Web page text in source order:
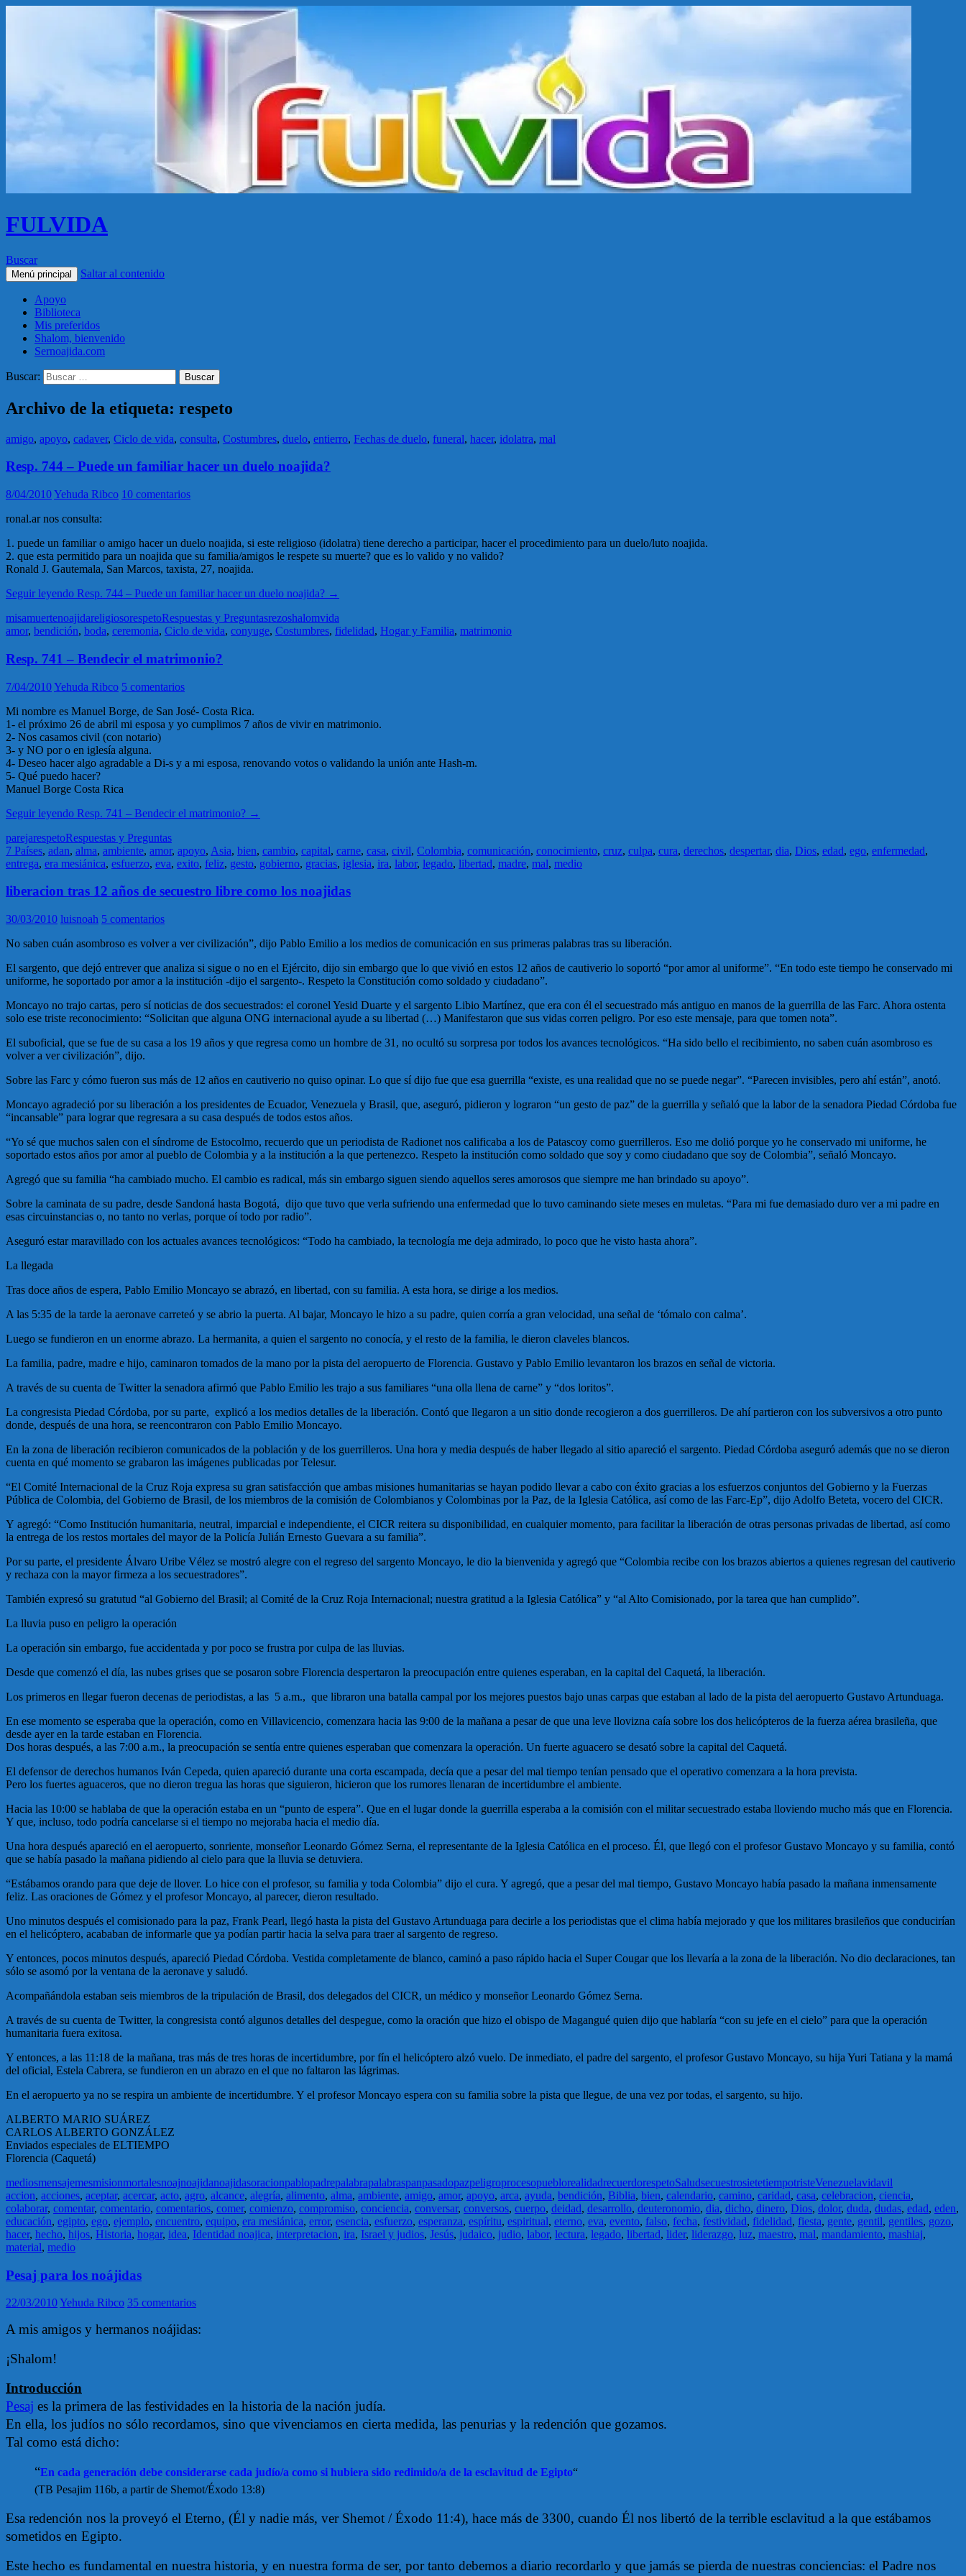
FULVIDA
Buscar
Menú principal Saltar al contenido
Apoyo
Biblioteca
Mis preferidos
Shalom, bienvenido
Sernoajida.com
Buscar:
Archivo de la etiqueta: respeto
amigo, apoyo, cadaver, Ciclo de vida, consulta, Costumbres, duelo, entierro, Fechas de duelo, funeral, hacer, idolatra, mal
Resp. 744 – Puede un familiar hacer un duelo noajida?
8/04/2010Yehuda Ribco 10 comentarios
ronal.ar nos consulta:
1. puede un familiar o amigo hacer un duelo noajida, si este religioso (idolatra) tiene derecho a participar, hacer el procedimiento para un duelo/luto noajida.
2. que esta permitido para un noajida que su familia/amigos le respete su muerte? que es lo valido y no valido?
Ronald J. Gautemala, San Marcos, taxista, 27, noajida.
Seguir leyendo Resp. 744 – Puede un familiar hacer un duelo noajida? →
misamuertenoajidareligiosorespetoRespuestas y Preguntasrezoshalomvida
amor, bendición, boda, ceremonia, Ciclo de vida, conyuge, Costumbres, fidelidad, Hogar y Familia, matrimonio
Resp. 741 – Bendecir el matrimonio?
7/04/2010Yehuda Ribco 5 comentarios
Mi nombre es Manuel Borge, de San José- Costa Rica.
1- el próximo 26 de abril mi esposa y yo cumplimos 7 años de vivir en matrimonio.
2- Nos casamos civil (con notario)
3- y NO por o en iglesía alguna.
4- Deseo hacer algo agradable a Di-s y a mi esposa, renovando votos o validando la unión ante Hash-m.
5- Qué puedo hacer?
Manuel Borge Costa Rica
Seguir leyendo Resp. 741 – Bendecir el matrimonio? →
parejarespetoRespuestas y Preguntas
7 Países, adan, alma, ambiente, amor, apoyo, Asia, bien, cambio, capital, carne, casa, civil, Colombia, comunicación, conocimiento, cruz, culpa, cura, derechos, despertar, dia, Dios, edad, ego, enfermedad,
entrega, era mesiánica, esfuerzo, eva, exito, feliz, gesto, gobierno, gracias, iglesia, ira, labor, legado, libertad, madre, mal, medio
liberacion tras 12 años de secuestro libre como los noajidas
30/03/2010 luisnoah 5 comentarios
No saben cuán asombroso es volver a ver civilización”, dijo Pablo Emilio a los medios de comunicación en sus primeras palabras tras su liberación.
El sargento, que dejó entrever que analiza si sigue o no en el Ejército, dijo sin embargo que lo que vivió en estos 12 años de cautiverio lo soportó “por amor al uniforme”. “En todo este tiempo he conservado mi
uniforme, he soportado por amor a la institución -dijo el sargento-. Respeto la Constitución como soldado y ciudadano”.
Moncayo no trajo cartas, pero sí noticias de dos secuestrados: el coronel Yesid Duarte y el sargento Libio Martínez, que era con él el secuestrado más antiguo en manos de la guerrilla de las Farc. Ahora ostenta
solo ese triste reconocimiento: “Solicitan que alguna ONG internacional ayude a su libertad (…) Manifestaron que sus vidas corren peligro. Por eso este mensaje, para que tomen nota”.
El suboficial, que se fue de su casa a los 19 años y que regresa como un hombre de 31, no ocultó su sorpresa por todos los avances tecnológicos. “Ha sido bello el recibimiento, no saben cuán asombroso es
volver a ver civilización”, dijo.
Sobre las Farc y cómo fueron sus más de 12 años en cautiverio no quiso opinar. Lo que sí dijo fue que esa guerrilla “existe, es una realidad que no se puede negar”. “Parecen invisibles, pero ahí están”, anotó.
Moncayo agradeció por su liberación a los presidentes de Ecuador, Venezuela y Brasil, que, aseguró, pidieron y lograron “un gesto de paz” de la guerrilla y señaló que la labor de la senadora Piedad Córdoba fue
“incansable” para lograr que regresara a su casa después de todos estos años.
“Yo sé que muchos salen con el síndrome de Estocolmo, recuerdo que un periodista de Radionet nos calificaba a los de Patascoy como guerrilleros. Eso me dolió porque yo he conservado mi uniforme, he
soportado estos años por amor al pueblo de Colombia y a la institución a la que pertenezco. Respeto la institución como soldado que soy y como ciudadano que soy de Colombia”, señaló Moncayo.
Agregó que su familia “ha cambiado mucho. El cambio es radical, más sin embargo siguen siendo aquellos seres amorosos que siempre me han brindado su apoyo”.
Sobre la caminata de su padre, desde Sandoná hasta Bogotá, dijo que tuvo que verla sufriendo una enfermedad que lo tuvo caminando siete meses en muletas. “Para mi fue demasiado duro ver a mi padre en
esas circuinstancias o, no tanto no verlas, porque oí todo por radio”.
Aseguró estar maravillado con los actuales avances tecnológicos: “Todo ha cambiado, la tecnología me deja admirado, lo poco que he visto hasta ahora”.
La llegada
Tras doce años de espera, Pablo Emilio Moncayo se abrazó, en libertad, con su familia. A esta hora, se dirige a los medios.
A las 5:35 de la tarde la aeronave carreteó y se abrio la puerta. Al bajar, Moncayo le hizo a su padre, quien corría a gran velocidad, una señal de ‘tómalo con calma’.
Luego se fundieron en un enorme abrazo. La hermanita, a quien el sargento no conocía, y el resto de la familia, le dieron claveles blancos.
La familia, padre, madre e hijo, caminaron tomados de la mano por la pista del aeropuerto de Florencia. Gustavo y Pablo Emilio levantaron los brazos en señal de victoria.
A través de su cuenta de Twitter la senadora afirmó que Pablo Emilio les trajo a sus familiares “una olla llena de carne” y “dos loritos”.
La congresista Piedad Córdoba, por su parte, explicó a los medios detalles de la liberación. Contó que llegaron a un sitio donde recogieron a dos guerrilleros. De ahí partieron con los subversivos a otro punto
donde, después de una hora, se reencontraron con Pablo Emilio Moncayo.
En la zona de liberación recibieron comunicados de la población y de los guerrilleros. Una hora y media después de haber llegado al sitio apareció el sargento. Piedad Córdoba aseguró además que no se dieron
cuenta en qué momento se grabaron las imágenes publicadas por Telesur.
“El Comité Internacional de la Cruz Roja expresa su gran satisfacción que ambas misiones humanitarias se hayan podido llevar a cabo con éxito gracias a los esfuerzos conjuntos del Gobierno y la Fuerzas
Pública de Colombia, del Gobierno de Brasil, de los miembros de la comisión de Colombianos y Colombinas por la Paz, de la Iglesia Católica, así como de las Farc-Ep”, dijo Adolfo Beteta, vocero del CICR.
Y agregó: “Como Institución humanitaria, neutral, imparcial e independiente, el CICR reitera su disponibilidad, en cualquier momento, para facilitar la liberación de otras personas privadas de libertad, así como
la entrega de los restos mortales del mayor de la Policía Julián Ernesto Guevara a su familia”.
Por su parte, el presidente Álvaro Uribe Vélez se mostró alegre con el regreso del sargento Moncayo, le dio la bienvenida y agregó que “Colombia recibe con los brazos abiertos a quienes regresan del cautiverio
y rechaza con la mayor firmeza a los secuestradores”.
También expresó su gratutud “al Gobierno del Brasil; al Comité de la Cruz Roja Internacional; nuestra gratitud a la Iglesia Católica” y “al Alto Comisionado, por la tarea que han cumplido”.
La lluvia puso en peligro la operación
La operación sin embargo, fue accidentada y por poco se frustra por culpa de las lluvias.
Desde que comenzó el día, las nubes grises que se posaron sobre Florencia despertaron la preocupación entre quienes esperaban, en la capital del Caquetá, la liberación.
Los primeros en llegar fueron decenas de periodistas, a las 5 a.m., que libraron una batalla campal por los mejores puestos bajo unas carpas que estaban al lado de la pista del aeropuerto Gustavo Artunduaga.
En ese momento se esperaba que la operación, como en Villavicencio, comenzara hacia las 9:00 de la mañana a pesar de que una leve llovizna caía sobre los dos helicópteros de la fuerza aérea brasileña, que
desde ayer en la tarde estaban en Florencia.
Dos horas después, a las 7:00 a.m., la preocupación se sentía entre quienes esperaban que comenzara la operación. Un fuerte aguacero se desató sobre la capital del Caquetá.
El defensor de derechos humanos Iván Cepeda, quien apareció durante una corta escampada, decía que a pesar del mal tiempo tenían pensado que el operativo comenzara a la hora prevista.
Pero los fuertes aguaceros, que no dieron tregua las horas que siguieron, hicieron que los rumores llenaran de incertidumbre el ambiente.
Hacia las 10:00 se hablaba de que la operación estaba en un “punto de espera”. Que en el lugar donde la guerrilla esperaba a la comisión con el militar secuestrado estaba lloviendo mucho más que en Florencia.
Y que, incluso, todo podría cancelarse si el tiempo no mejoraba hacia el medio día.
Una hora después apareció en el aeropuerto, sonriente, monseñor Leonardo Gómez Serna, el representante de la Iglesia Católica en el proceso. Él, que llegó con el profesor Gustavo Moncayo y su familia, contó
que se había pasado la mañana pidiendo al cielo para que la lluvia se detuviera.
“Estábamos orando para que deje de llover. Lo hice con el profesor, su familia y toda Colombia” dijo el cura. Y agregó, que a pesar del mal tiempo, Gustavo Moncayo había pasado la mañana inmensamente
feliz. Las oraciones de Gómez y el profesor Moncayo, al parecer, dieron resultado.
Uno minutos después el comisionado para la paz, Frank Pearl, llegó hasta la pista del Gustavo Artunduaga para decirle a los periodistas que el clima había mejorado y que los militares brasileños que conducirían
en el helicóptero, acababan de informarle que ya podían partir hacia la selva para traer al sargento de regreso.
Y entonces, pocos minutos después, apareció Piedad Córdoba. Vestida completamente de blanco, caminó a paso rápido hacia el Super Cougar que los llevaría a la zona de la liberación. No dio declaraciones, tan
sólo se asomó por la ventana de la aeronave y saludó.
Acompañándola estaban seis miembros de la tripulación de Brasil, dos delegados del CICR, un médico y monseñor Leonardo Gómez Serna.
A través de su cuenta de Twitter, la congresista contó algunos detalles del despegue, como la oración que hizo el obispo de Magangué quien dijo que hablaría “con su jefe en el cielo” para que la operación
humanitaria fuera exitosa.
Y entonces, a las 11:18 de la mañana, tras más de tres horas de incertidumbre, por fín el helicóptero alzó vuelo. De inmediato, el padre del sargento, el profesor Gustavo Moncayo, su hija Yuri Tatiana y la mamá
del oficial, Estela Cabrera, se fundieron en un abrazo en el que no faltaron las lágrimas.
En el aeropuerto ya no se respira un ambiente de incertidumbre. Y el profesor Moncayo espera con su familia sobre la pista que llegue, de una vez por todas, el sargento, su hijo.
ALBERTO MARIO SUÁREZ
CARLOS ALBERTO GONZÁLEZ
Enviados especiales de ELTIEMPO
Florencia (Caquetá)
mediosmensajemesmisionmortalesnoajnoajidanoajidasoracionpablopadrepalabrapalabraspanpasadopazpeligroprocesopueblorealidadrecuerdorespetoSaludsecuestrosietetiempotristeVenezuelavidavil
accion, acciones, aceptar, acercar, acto, agro, alcance, alegría, alimento, alma, ambiente, amigo, amor, apoyo, arca, ayuda, bendición, Biblia, bien, calendario, camino, caridad, casa, celebracion, ciencia,
colaborar, comentar, comentario, comentarios, comer, comienzo, compromiso, conciencia, conversar, conversos, cuerpo, deidad, desarrollo, deuteronomio, dia, dicho, dinero, Dios, dolor, duda, dudas, edad, eden,
educación, egipto, ego, ejemplo, encuentro, equipo, era mesiánica, error, esencia, esfuerzo, esperanza, espíritu, espiritual, eterno, eva, evento, falso, fecha, festividad, fidelidad, fiesta, gente, gentil, gentiles, gozo,
hacer, hecho, hijos, Historia, hogar, idea, Identidad noajica, interpretacion, ira, Israel y judios, Jesús, judaico, judio, labor, lectura, legado, libertad, lider, liderazgo, luz, maestro, mal, mandamiento, mashiaj,
material, medio
Pesaj para los noájidas
22/03/2010Yehuda Ribco 35 comentarios
A mis amigos y hermanos noájidas:
¡Shalom!
Introducción
Pesaj es la primera de las festividades en la historia de la nación judía.
En ella, los judíos no sólo recordamos, sino que vivenciamos en cierta medida, las penurias y la redención que gozamos.
Tal como está dicho:
“En cada generación debe considerarse cada judío/a como si hubiera sido redimido/a de la esclavitud de Egipto“
(TB Pesajim 116b, a partir de Shemot/Éxodo 13:8)
Esa redención nos la proveyó el Eterno, (Él y nadie más, ver Shemot / Éxodo 11:4), hace más de 3300, cuando Él nos libertó de la terrible esclavitud a la que estábamos
sometidos en Egipto.
Este hecho es fundamental en nuestra historia, y en nuestra forma de ser, por tanto debemos a diario recordarlo y que jamás se pierda de nuestras conciencias: el Padre nos